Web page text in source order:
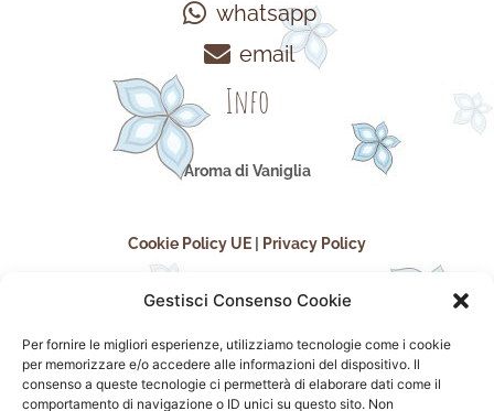
Gestisci Consenso Cookie
Per fornire le migliori esperienze, utilizziamo tecnologie come i cookie
per memorizzare e/o accedere alle informazioni del dispositivo. Il
consenso a queste tecnologie ci permetterà di elaborare dati come il
comportamento di navigazione o ID unici su questo sito. Non
whatsapp
email
Info
Aroma di Vaniglia
Cookie Policy UE Privacy Policy